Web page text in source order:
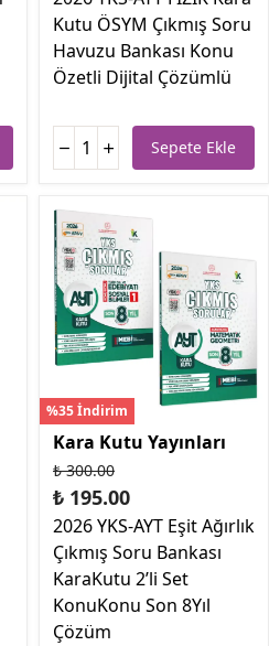
Kutu ÖSYM Çıkmış Soru
Havuzu Bankası Konu
Özetli Dijital Çözümlü
Sepete Ekle
%35 İndirim
Kara Kutu Yayınları
₺ 300.00
₺ 195.00
2026 YKS-AYT Eşit Ağırlık
Çıkmış Soru Bankası
KaraKutu 2’li Set
KonuKonu Son 8Yıl
Çözüm